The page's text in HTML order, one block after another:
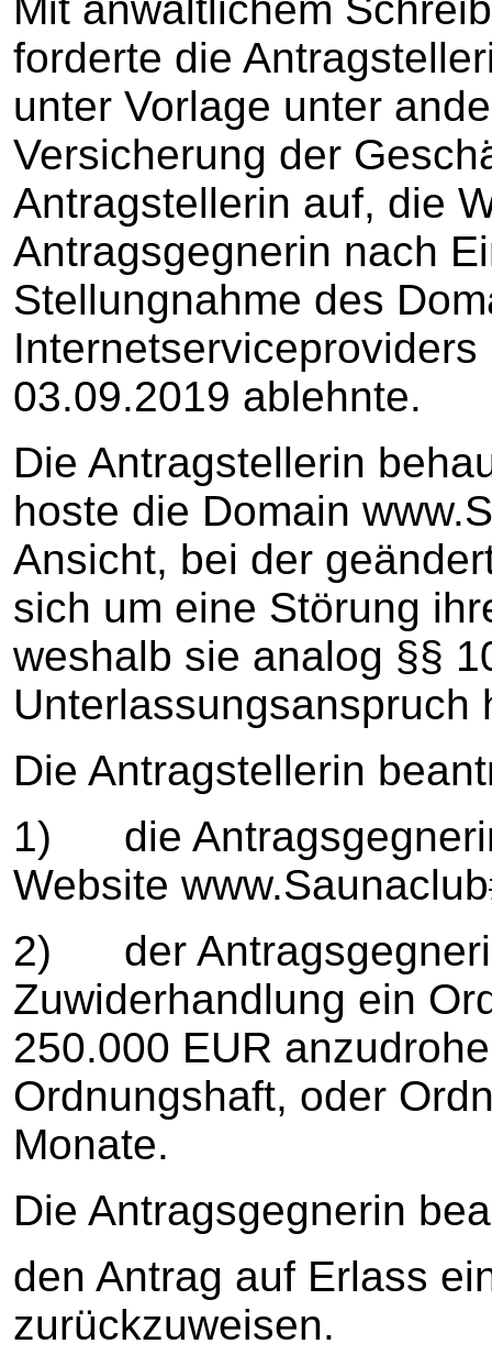
Mit anwaltlichem
forderte die
unter Vorlage unter
Versicherung der
Antragstellerin auf, die
Antragsgegnerin nach
Stellungnahme des
03.09.2019 ablehnte.
Die Antragstellerin
hoste die Domain
Ansicht, bei der
sich um eine Störung
weshalb sie analog §§
Unterlassungsanspruch
Die Antragstellerin
1) die
Website
2) der
Zuwiderhandlung ein
250.000 EUR
Ordnungshaft, oder
Monate.
Die Antragsgegnerin
den Antrag auf Erlass
zurückzuweisen.